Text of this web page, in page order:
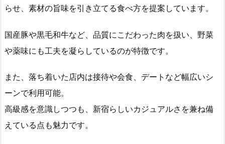
らせ、素材の旨味を引き立てる食べ方を提案しています。
国産豚や黒毛和牛など、品質にこだわった肉を扱い、野菜
や薬味にも工夫を凝らしているのが特徴です。
また、落ち着いた店内は接待や会食、デートなど幅広いシ
ーンで利用可能。
高級感を意識しつつも、新宿らしいカジュアルさを兼ね備
えている点も魅力です。